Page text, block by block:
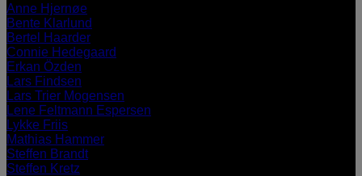
Anne Hjernøe
Bente Klarlund
Bertel Haarder
Connie Hedegaard
Erkan Özden
Lars Findsen
Lars Trier Mogensen
Lene Feltmann Espersen
Lykke Friis
Mathias Hammer
Steffen Brandt
Steffen Kretz